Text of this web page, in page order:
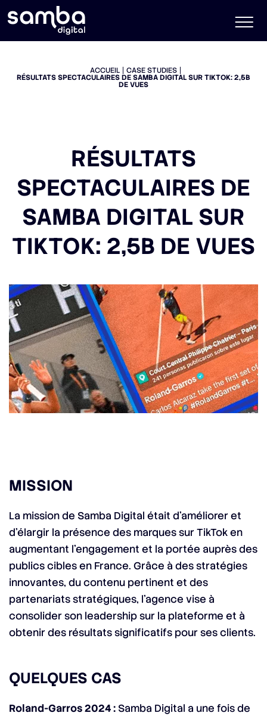
ACCUEIL CASE STUDIES
RÉSULTATS SPECTACULAIRES DE SAMBA DIGITAL SUR TIKTOK: 2,5B
DE VUES
RÉSULTATS
SPECTACULAIRES DE
SAMBA DIGITAL SUR
TIKTOK: 2,5B DE VUES
MISSION
La mission de Samba Digital était d’améliorer et
d’élargir la présence des marques sur TikTok en
augmentant l’engagement et la portée auprès des
publics cibles en France. Grâce à des stratégies
innovantes, du contenu pertinent et des
partenariats stratégiques, l’agence vise à
consolider son leadership sur la plateforme et à
obtenir des résultats significatifs pour ses clients.
QUELQUES CAS
Roland-Garros 2024 : Samba Digital a une fois de